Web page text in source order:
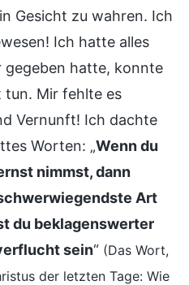
Gesicht zu wahren. Ich
Ich hatte alles
gegeben hatte, konnte
tun. Mir fehlte es
Vernunft! Ich dachte
Worten: „Wenn du
nimmst, dann
Art
du beklagenswerter
sein“ (Das Wort,
der letzten Tage: Wie